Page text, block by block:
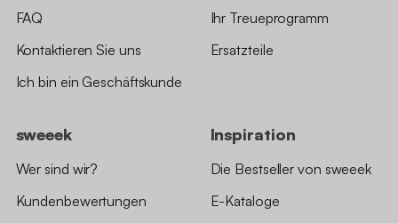
FAQ
Kontaktieren Sie uns
Ich bin ein Geschäftskunde
Ihr Treueprogramm
Ersatzteile
sweeek
Wer sind wir?
Kundenbewertungen
Inspiration
Die Bestseller von sweeek
E-Kataloge